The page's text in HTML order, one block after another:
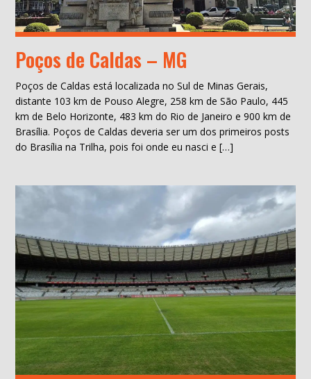
Poços de Caldas – MG
Poços de Caldas está localizada no Sul de Minas Gerais,
distante 103 km de Pouso Alegre, 258 km de São Paulo, 445
km de Belo Horizonte, 483 km do Rio de Janeiro e 900 km de
Brasília. Poços de Caldas deveria ser um dos primeiros posts
do Brasília na Trilha, pois foi onde eu nasci e […]